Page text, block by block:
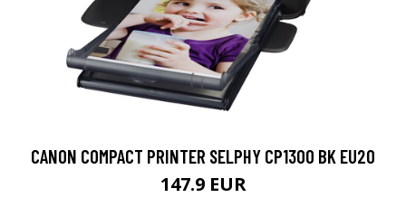
CANON COMPACT PRINTER SELPHY CP1300 BK EU20
147.9 EUR